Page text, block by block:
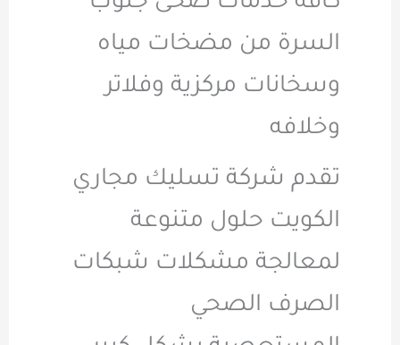
السرة من مضخات مياه
وسخانات مركزية وفلاتر
وخلافه
تقدم شركة تسليك مجاري
الكويت حلول متنوعة
لمعالجة مشكلات شبكات
الصرف الصحي